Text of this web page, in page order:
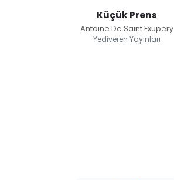
Küçük Prens
Antoine De Saint Exupery
Yediveren Yayınları